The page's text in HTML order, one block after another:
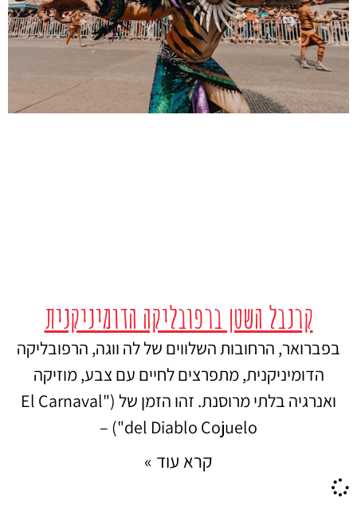
קרנבל השטן ברפובליקה הדומיניקנית
בפברואר, הרחובות השלווים של לה ווגה, הרפובליקה
הדומיניקנית, מתפרצים לחיים עם צבע, מוזיקה
ואנרגיה בלתי מרוסנת. זהו הזמן של ("El Carnaval
del Diablo Cojuelo") –
קרא עוד »